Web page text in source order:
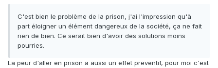
C'est bien le problème de la prison, j'ai l'impression qu'à
part éloigner un élément dangereux de la société, ça ne fait
rien de bien. Ce serait bien d'avoir des solutions moins
pourries.
La peur d'aller en prison a aussi un effet preventif, pour moi c'est